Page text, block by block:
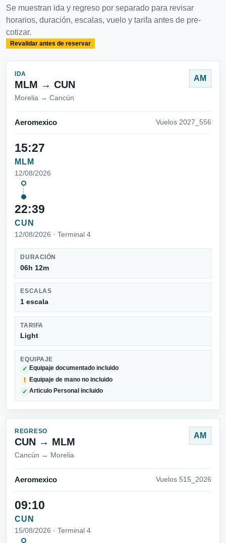
Se muestran ida y regreso por separado para revisar
horarios, duración, escalas, vuelo y tarifa antes de pre-
cotizar.
Revalidar antes de reservar
IDA
MLM → CUN
Morelia → Cancún
AM
Aeromexico Vuelos 2027_556
15:27
MLM
12/08/2026
22:39
CUN
12/08/2026 · Terminal 4
DURACIÓN
06h 12m
ESCALAS
1 escala
TARIFA
Light
EQUIPAJE
✓ Equipaje documentado incluido
! Equipaje de mano no incluido
✓ Articulo Personal incluido
REGRESO
CUN → MLM
Cancún → Morelia
AM
Aeromexico Vuelos 515_2026
09:10
CUN
15/08/2026 · Terminal 4